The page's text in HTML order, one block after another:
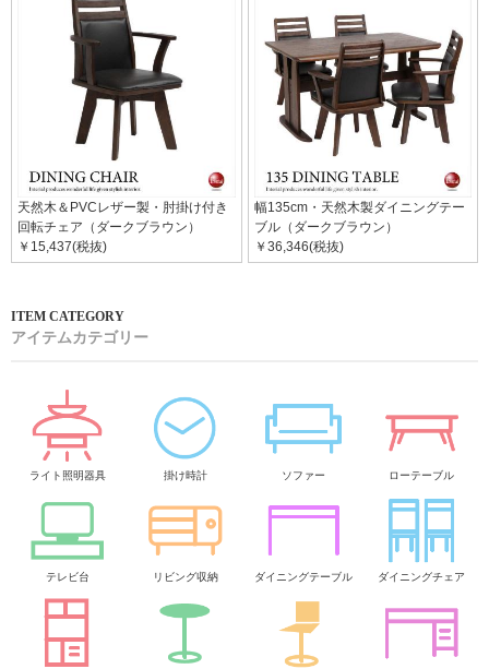
天然木＆PVCレザー製・肘掛け付き
回転チェア（ダークブラウン）
￥15,437(税抜)
幅135cm・天然木製ダイニングテー
ブル（ダークブラウン）
￥36,346(税抜)
アイテムカテゴリー
ライト照明器具 掛け時計 ソファー ローテーブル
テレビ台 リビング収納 ダイニングテーブル ダイニングチェア